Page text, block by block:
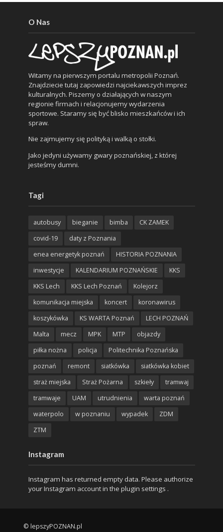
O Nas
Witamy na pierwszym portalu metropolii Poznań.
Znajdziecie tutaj zapowiedzi najciekawszych imprez
kulturalnych. Piszemy o działających w naszym
regionie firmach i relacjonujemy wydarzenia
sportowe. Staramy się być blisko mieszkańców i ich
spraw.
Nie zajmujemy się polityką i walką o stołki.
Jako jedyni używamy gwary poznańskiej, z której
jesteśmy dumni.
Tagi
autobusy bieganie bimba
CK ZAMEK
covid-19
daty z Poznania
enea energetyk poznań
HISTORIA POZNANIA
inwestycje
KALENDARIUM POZNAŃSKIE
KKS
KKS Lech
KKS Lech Poznań
Kolejorz
komunikacja miejska
koncert
koronawirus
koszykówka
KS WARTA Poznań
LECH POZNAŃ
Malta
mecz MPK MTP
objazdy
piłka nożna
policja
Politechnika Poznańska
poznań
remont siatkówka
siatkówka kobiet
straż miejska
Straż Pożarna szkieły
tramwaj
tramwaje
UAM utrudnienia
warta poznań
waterpolo
w poznaniu wypadek
ZDM
ZTM
Instagram
Instagram has returned empty data. Please authorize
your Instagram account in the plugin settings .
© lepszyPOZNAN.pl